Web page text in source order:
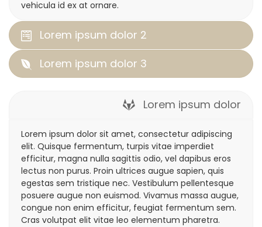
vehicula id ex at ornare.
Lorem ipsum dolor 2
Lorem ipsum dolor 3
Lorem ipsum dolor
Lorem ipsum dolor sit amet, consectetur adipiscing
elit. Quisque fermentum, turpis vitae imperdiet
efficitur, magna nulla sagittis odio, vel dapibus eros
lectus non purus. Proin ultrices augue sapien, quis
egestas sem tristique nec. Vestibulum pellentesque
posuere augue non euismod. Vivamus massa augue,
congue non enim efficitur, feugiat fermentum sem.
Cras volutpat elit vitae leo elementum pharetra.